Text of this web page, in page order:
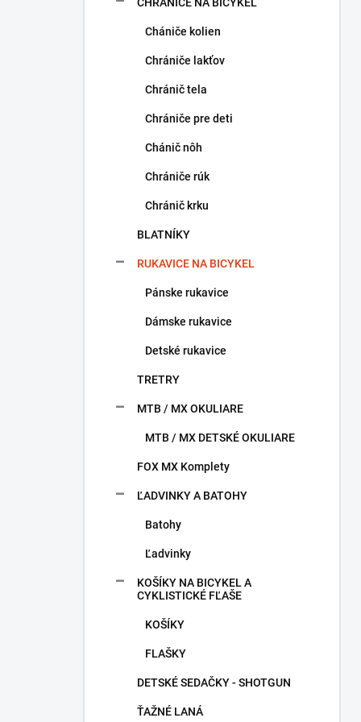
Chániče kolien
Chrániče lakťov
Chránič tela
Chrániče pre deti
Chánič nôh
Chrániče rúk
Chránič krku
BLATNÍKY
RUKAVICE NA BICYKEL
Pánske rukavice
Dámske rukavice
Detské rukavice
TRETRY
MTB / MX OKULIARE
MTB / MX DETSKÉ OKULIARE
FOX MX Komplety
ĽADVINKY A BATOHY
Batohy
Ľadvinky
KOŠÍKY NA BICYKEL A
CYKLISTICKÉ FĽAŠE
KOŠÍKY
FLAŠKY
DETSKÉ SEDAČKY - SHOTGUN
ŤAŽNÉ LANÁ